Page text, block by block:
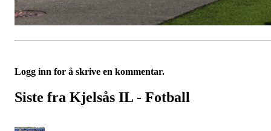
Logg inn for å skrive en kommentar.
Siste fra Kjelsås IL - Fotball